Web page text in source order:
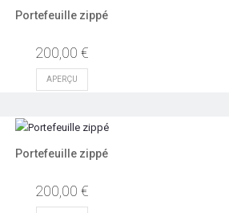
Portefeuille zippé
200,00 €
APERÇU
Portefeuille zippé
200,00 €